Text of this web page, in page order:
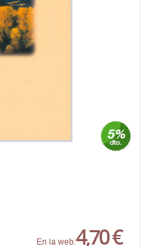
En la web:4,70 €